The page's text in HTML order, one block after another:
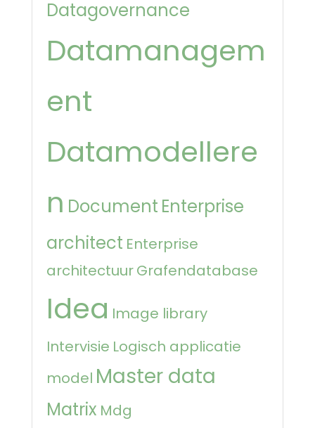
Datagovernance
Datamanagem
ent
Datamodellere
n Document Enterprise
architect Enterprise
architectuurGrafendatabase
Idea Image library
Intervisie Logisch applicatie
model Master data
Matrix Mdg